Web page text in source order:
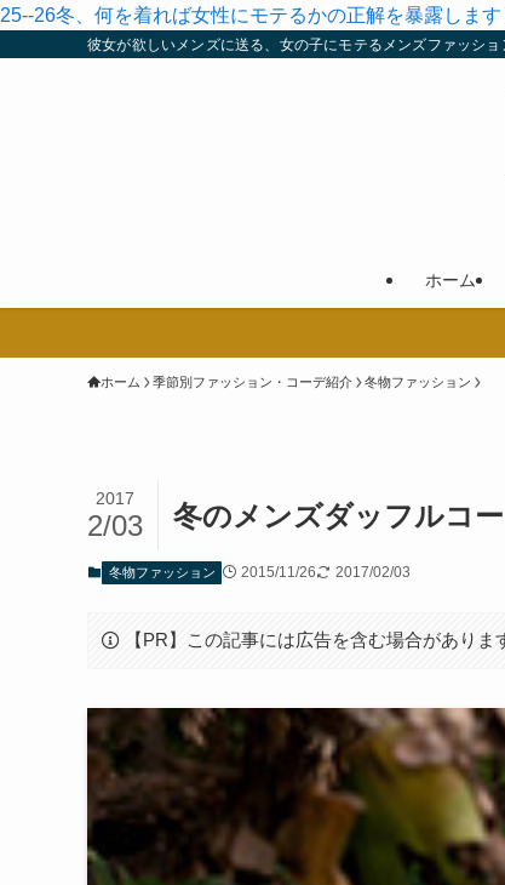
25--26冬、何を着れば女性にモテるかの正解を暴露します
彼女が欲しいメンズに送る、女の子にモテるメンズファッシ
ホーム
ホーム 季節別ファッション・コーデ紹介 冬物ファッション
冬のメンズダッフルコ
2017
2/03
冬物ファッション 2015/11/26 2017/02/03
【PR】この記事には広告を含む場合がありま